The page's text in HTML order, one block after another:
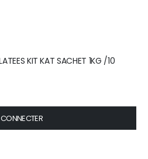
KIT KAT SACHET 1KG /10